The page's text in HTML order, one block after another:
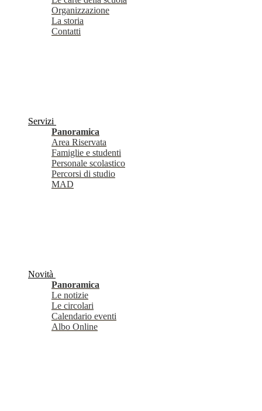
Organizzazione
La storia
Contatti
Servizi
Panoramica
Area Riservata
Famiglie e studenti
Personale scolastico
Percorsi di studio
MAD
Novità
Panoramica
Le notizie
Le circolari
Calendario eventi
Albo Online